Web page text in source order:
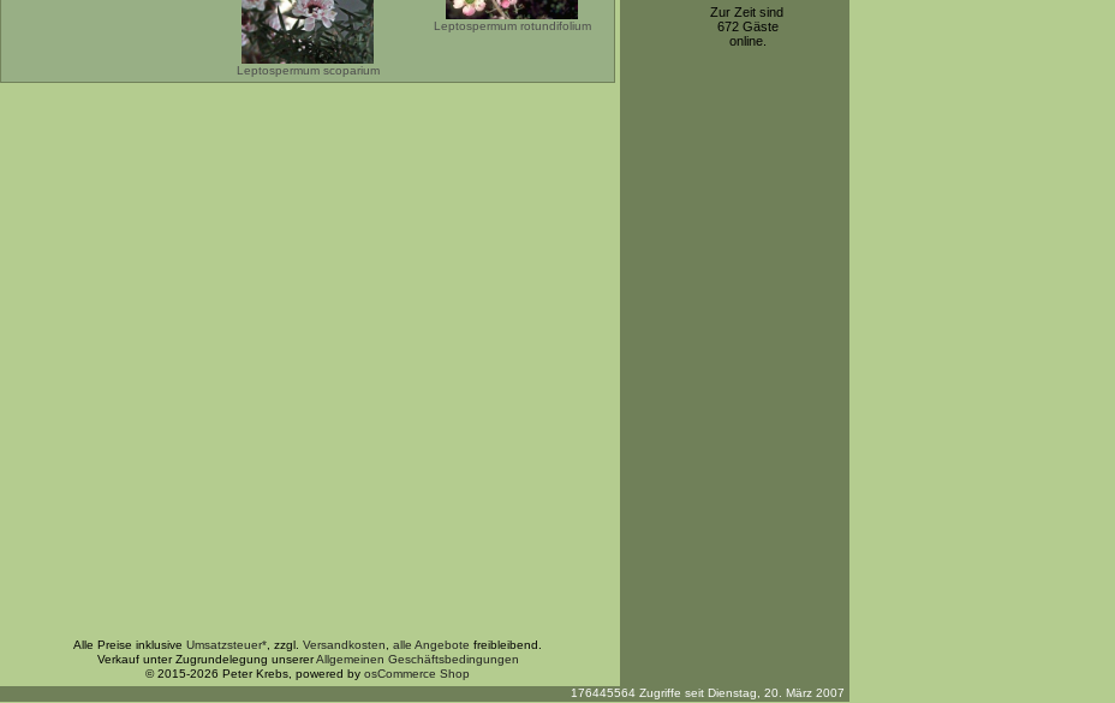
Leptospermum scoparium
Leptospermum rotundifolium
Zur Zeit sind
672 Gäste
online.
Alle Preise inklusive Umsatzsteuer* , zzgl. Versandkosten alle Angebote freibleibend.
Verkauf unter Zugrundelegung unsererAllgemeinen Geschäftsbedingungen
© 2015-2026 Peter Krebs, powered by osCommerce Shop
176445564 Zugriffe seit Dienstag, 20. März 2007